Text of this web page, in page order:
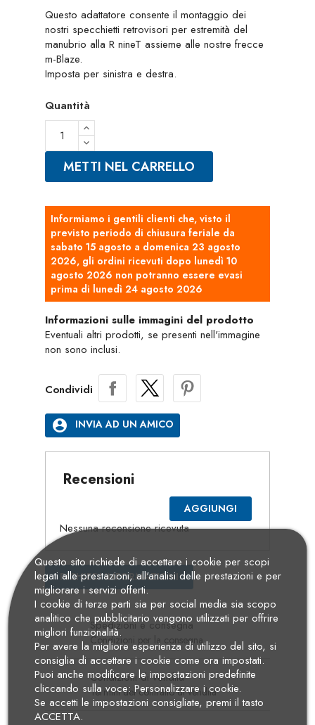
Questo adattatore consente il montaggio dei
nostri specchietti retrovisori per estremità del
manubrio alla R nineT assieme alle nostre frecce
m-Blaze.
Imposta per sinistra e destra.
Quantità
METTI NEL CARRELLO
Informiamo i gentili clienti che, visto il
previsto periodo di chiusura feriale da
sabato 15 agosto a domenica 23 agosto
2026, gli ordini ricevuti dopo lunedì 10
agosto 2026 non potranno essere evasi
prima di lunedì 24 agosto 2026
Informazioni sulle immagini del prodotto
Eventuali altri prodotti, se presenti nell'immagine
non sono inclusi.
Condividi
account_circle INVIA AD UN AMICO
Recensioni
AGGIUNGI
Nessuna recensione ricevuta
RICHIEDI INFORMAZIONI
Spedizioni e consegna
Condizioni per la consegna
Condizioni di vendita
Termini del contratto di vendita
Questo sito richiede di accettare i cookie per scopi
legati alle prestazioni, all'analisi delle prestazioni e per
migliorare i servizi offerti.
I cookie di terze parti sia per social media sia scopo
analitico che pubblicitario vengono utilizzati per offrire
migliori funzionalità.
Per avere la migliore esperienza di utilizzo del sito, si
consiglia di accettare i cookie come ora impostati.
Puoi anche modificare le impostazioni predefinite
cliccando sulla voce: Personalizzare i cookie.
Se accetti le impostazioni consigliate, premi il tasto
ACCETTA.